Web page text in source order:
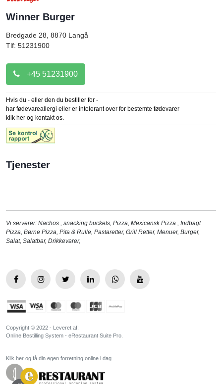
Winner Burger
Bredgade 28, 8870 Langå
Tlf: 51231900
+45 51231900
Hvis du - eller den du bestiller for -
har fødevareallergi eller er intolerant over for bestemte fødevarer
klik her og kontakt os.
Tjenester
Vi serverer: Nachos , snacking buckets, Pizza, Mexicansk Pizza , Indbagt
Pizza, Børne Pizza, Pita & Rulle, Pastaretter, Grill Retter, Menuer, Burger,
Salat, Salatbar, Drikkevarer,
Copyright © 2022 - Leveret af:
Online Bestilling System - eRestaurant Suite Pro.
Klik her og få din egen forretning online i dag